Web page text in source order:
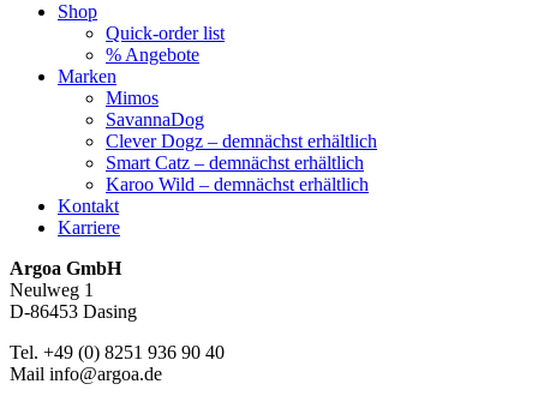
Shop
Quick-order list
% Angebote
Marken
Mimos
SavannaDog
Clever Dogz – demnächst erhältlich
Smart Catz – demnächst erhältlich
Karoo Wild – demnächst erhältlich
Kontakt
Karriere
Argoa GmbH
Neulweg 1
D-86453 Dasing
Tel. +49 (0) 8251 936 90 40
Mail info@argoa.de